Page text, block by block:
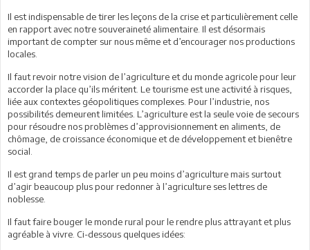
Il est indispensable de tirer les leçons de la crise et particulièrement celle
en rapport avec notre souveraineté alimentaire. Il est désormais
important de compter sur nous même et d’encourager nos productions
locales.
Il faut revoir notre vision de l’agriculture et du monde agricole pour leur
accorder la place qu’ils méritent. Le tourisme est une activité à risques,
liée aux contextes géopolitiques complexes. Pour l’industrie, nos
possibilités demeurent limitées. L’agriculture est la seule voie de secours
pour résoudre nos problèmes d’approvisionnement en aliments, de
chômage, de croissance économique et de développement et bienêtre
social.
Il est grand temps de parler un peu moins d’agriculture mais surtout
d’agir beaucoup plus pour redonner à l’agriculture ses lettres de
noblesse.
Il faut faire bouger le monde rural pour le rendre plus attrayant et plus
agréable à vivre. Ci-dessous quelques idées: